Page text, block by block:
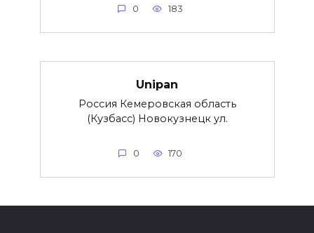
0 183
Unipan
Россия Кемеровская область
(Кузбасс) Новокузнецк ул.
0 170